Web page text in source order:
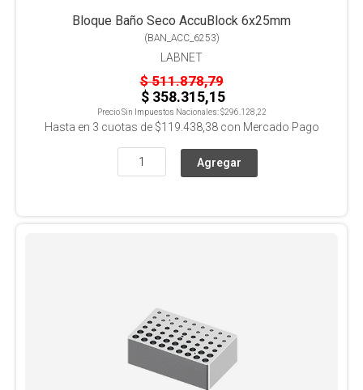
Bloque Baño Seco AccuBlock 6x25mm
(BAN_ACC_6253)
LABNET
$ 511.878,79
$ 358.315,15
Precio Sin Impuestos Nacionales:$296.128,22
Hasta en 3 cuotas de $119.438,38con Mercado Pago